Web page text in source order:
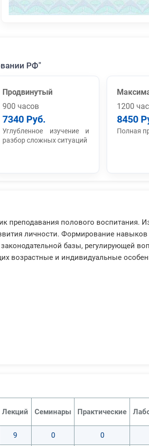
РФ"
Продвинутый
900 часов
7340 Руб.
Углубленное изучение и
разбор сложных ситуаций
1200
8450
Полная
преподавания полового воспитания.
личности. Формирование
базы, регулирующей
возрастные и индивидуальные
Лекций Семинары Практические
9 0 0